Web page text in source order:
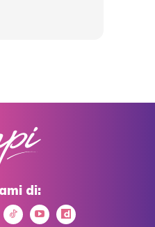
pekat ini. Jika terkena
dengan
di: